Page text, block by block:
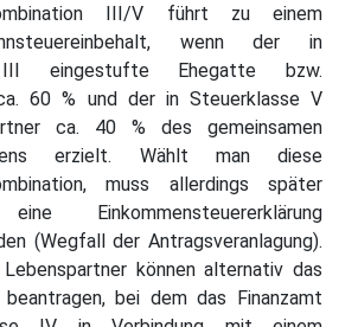
III/V führt zu einem
wenn der in
III eingestufte Ehegatte bzw.
60 % und der in Steuerklasse V
ca. 40 % des gemeinsamen
erzielt. Wählt man diese
muss allerdings später
Einkommensteuererklärung
(Wegfall der Antragsveranlagung).
können alternativ das
beantragen, bei dem das Finanzamt